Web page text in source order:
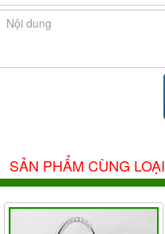
SẢN PHẨM CÙNG LOẠI